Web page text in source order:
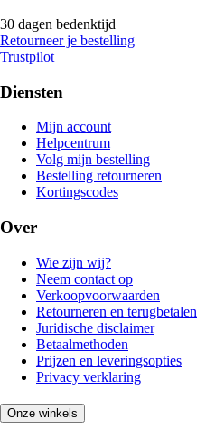
30 dagen bedenktijd
Retourneer je bestelling
Trustpilot
Diensten
Mijn account
Helpcentrum
Volg mijn bestelling
Bestelling retourneren
Kortingscodes
Over
Wie zijn wij?
Neem contact op
Verkoopvoorwaarden
Retourneren en terugbetalen
Juridische disclaimer
Betaalmethoden
Prijzen en leveringsopties
Privacy verklaring
Onze winkels